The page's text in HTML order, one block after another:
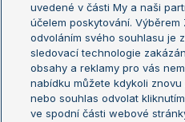
Aktualní trendy
Fotbalové přestupy
uvedené v části My a naši
účelem poskytování.
odvoláním svého souhlasu je
sledovací technologie
obsahy a reklamy pro vás
nabídku můžete kdykoli
nebo souhlas odvolat
ve spodní části webové